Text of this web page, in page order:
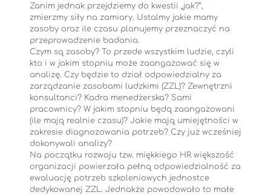
Zanim jednak przejdziemy do kwestii „jak?”,
zmierzmy siły na zamiary. Ustalmy jakie mamy
zasoby oraz ile czasu planujemy przeznaczyć na
przeprowadzenie badania.
Czym są zasoby? To przede wszystkim ludzie, czyli
kto i w jakim stopniu może zaangażować się w
analizę. Czy będzie to dział odpowiedzialny za
zarządzanie zasobami ludzkimi (ZZL)? Zewnętrzni
konsultanci? Kadra menedżerska? Sami
pracownicy? W jakim stopniu będą zaangażowani
(ile mają realnie czasu)? Jakie mają umiejętności w
zakresie diagnozowania potrzeb? Czy już wcześniej
dokonywali analizy?
Na początku rozwoju tzw. miękkiego HR większość
organizacji powierzała pełną odpowiedzialność za
ewaluację potrzeb szkoleniowych jednostce
dedykowanej ZZL. Jednakże powodowało to małe